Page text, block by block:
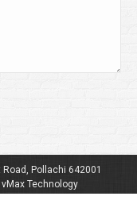
Pollachi 642001
Technology